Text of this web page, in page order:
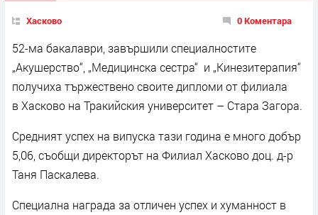
Хасково 0 Коментара
52-ма бакалаври, завършили специалностите
„Акушерство“, „Медицинска сестра“ и „Кинезитерапия“
получиха тържествено своите дипломи от филиала
в Хасково на Тракийския университет – Стара Загора.
Средният успех на випуска тази година е много добър
5,06, съобщи директорът на Филиал Хасково доц. д-р
Таня Паскалева.
Специална награда за отличен успех и хуманност в